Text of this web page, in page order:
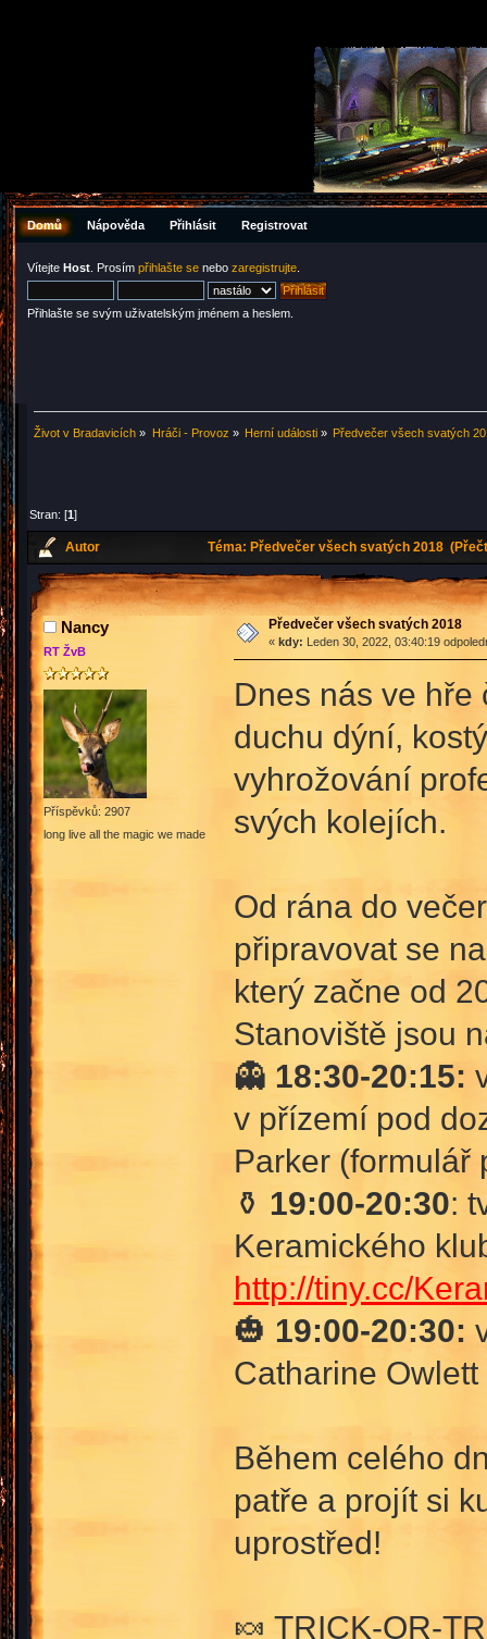
Domů Nápověda Přihlásit Registrovat
Vítejte Host . Prosím přihlašte se nebo zaregistrujte
Přihlašte se svým uživatelským jménem a heslem.
Život v Bradavicích » Hráči - Provoz » Herní události» Předvečer všech svatých
Stran: [1]
Autor Téma: Předvečer všech svatých 2018
Nancy
RT ŽvB
Příspěvků: 2907
long live all the magic we made
Předvečer všech svatých 2018
« kdy: Leden 30, 2022, 03:40:19
Dnes nás ve hře
duchu dýní,
vyhrožování
svých kolejích.
Od rána do
připravovat se
který začne od
Stanoviště jsou
👻 18:30-20:15:
v přízemí pod
Parker (formulář
⚱️ 19:00-20:30:
Keramického
http://tiny.cc/
🎃 19:00-20:30:
Catharine
Během celého
patře a projít si
uprostřed!
🍬 TRICK-OR-